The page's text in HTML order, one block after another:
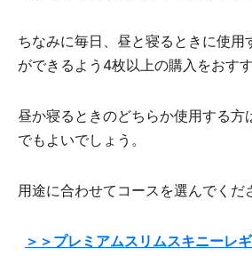
ちなみに毎日、昼と寝るときに使用
ができるよう4枚以上の購入をおすす
昼か寝るときのどちらか使用する方
でもよいでしょう。
用途に合わせてコースを選んでくだ
＞＞プレミアムスリムスキニーレ